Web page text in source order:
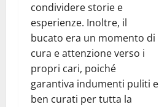
condividere storie e
esperienze. Inoltre, il
bucato era un momento di
cura e attenzione verso i
propri cari, poiché
garantiva indumenti puliti e
ben curati per tutta la